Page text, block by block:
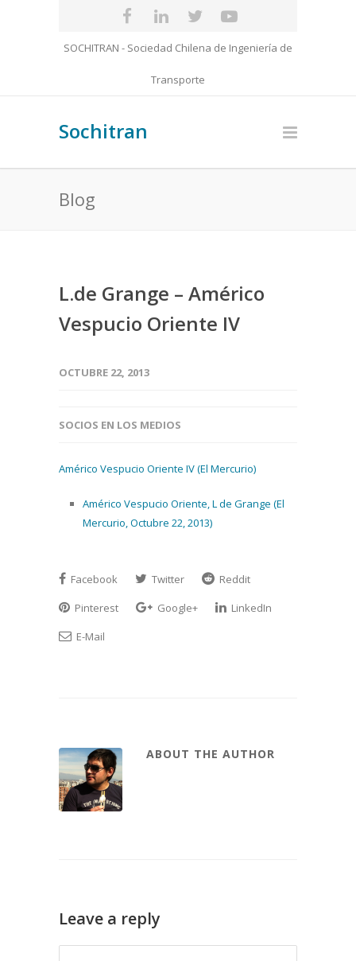
SOCHITRAN - Sociedad Chilena de Ingeniería de
Transporte
Sochitran
Blog
L.de Grange – Américo
Vespucio Oriente IV
OCTUBRE 22, 2013
SOCIOS EN LOS MEDIOS
Américo Vespucio Oriente IV (El Mercurio)
Américo Vespucio Oriente, L de Grange (El
Mercurio, Octubre 22, 2013)
Facebook Twitter
Reddit
Pinterest
Google+
LinkedIn
E-Mail
ABOUT THE AUTHOR
Leave a reply